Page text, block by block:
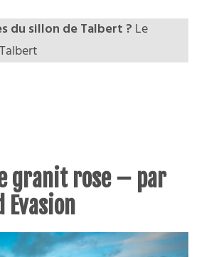
du sillon de Talbert ? Le
granit rose – par
Evasion